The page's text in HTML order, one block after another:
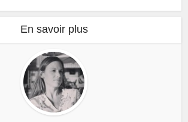
En savoir plus